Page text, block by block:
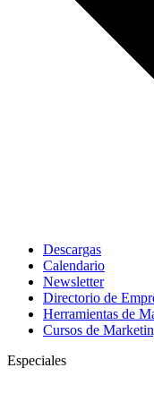
Descargas
Calendario
Newsletter
Directorio de
Herramientas de
Cursos de
Especiales